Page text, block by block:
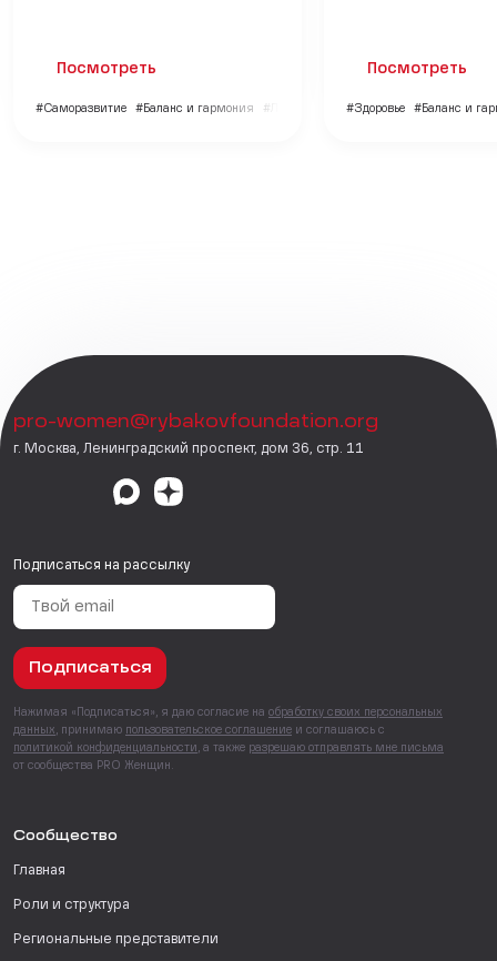
Посмотреть
#Саморазвитие #Баланс и гармония #Личный бренд
Посмотреть
#Здоровье #Баланс и
pro-women@rybakovfoundation.org
г. Москва, Ленинградский проспект, дом 36, стр. 11
Подписаться на рассылку
Подписаться
Нажимая «Подписаться», я даю согласие на обработку своих персональных
данных , принимаю пользовательское соглашение и соглашаюсь с
политикой конфиденциальности , а также разрешаю отправлять мне письма
от сообщества PRO Женщин.
Сообщество
Главная
Роли и структура
Региональные представители